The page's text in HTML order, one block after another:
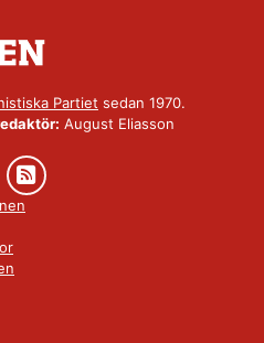
Partiet sedan 1970.
August Eliasson